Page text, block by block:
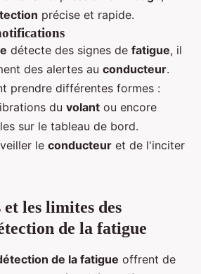
précise et rapide.
détecte des signes de fatigue, il
des alertes au conducteur.
prendre différentes formes :
du volant ou encore
sur le tableau de bord.
le conducteur et de l'inciter
et les limites des
de la fatigue
de la fatigue offrent de